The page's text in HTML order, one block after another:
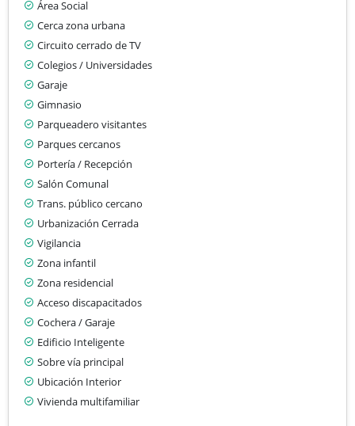
Área Social
Cerca zona urbana
Circuito cerrado de TV
Colegios / Universidades
Garaje
Gimnasio
Parqueadero visitantes
Parques cercanos
Portería / Recepción
Salón Comunal
Trans. público cercano
Urbanización Cerrada
Vigilancia
Zona infantil
Zona residencial
Acceso discapacitados
Cochera / Garaje
Edificio Inteligente
Sobre vía principal
Ubicación Interior
Vivienda multifamiliar